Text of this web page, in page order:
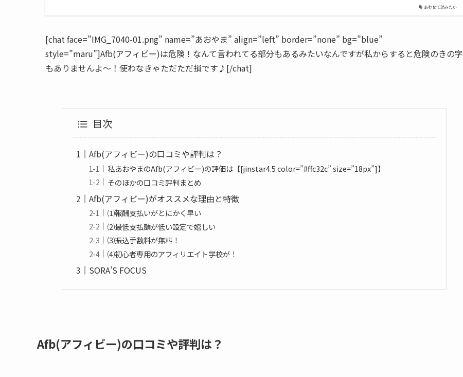
あわせて読みたい
[chat face=”IMG_7040-01.png” name=”あおやま” align=”left” border=”none” bg=”blue”
style=”maru”]Afb(アフィビー)は危険！なんて言われてる部分もあるみたいなんですが私からすると危険のきの字
もありませんよ〜！使わなきゃただただ損です♪[/chat]
目次
Afb(アフィビー)の口コミや評判は？
私あおやまのAfb(アフィビー)の評価は【[jinstar4.5 color=”#ffc32c” size=”18px”]】
そのほかの口コミ評判まとめ
Afb(アフィビー)がオススメな理由と特徴
⑴報酬支払いがとにかく早い
⑵最低支払額が低い設定で嬉しい
⑶振込手数料が無料！
⑷初心者専用のアフィリエイト学校が！
SORA’S FOCUS
Afb(アフィビー)の口コミや評判は？